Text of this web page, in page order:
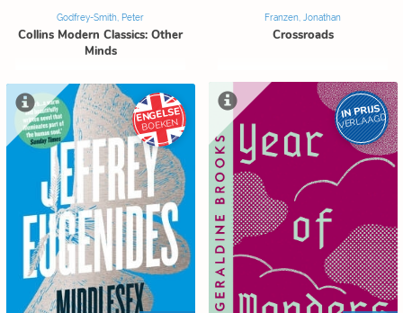
Godfrey-Smith, Peter
Collins Modern Classics: Other
Minds
Franzen, Jonathan
Crossroads
ENGELSE
BOEKEN
IN PRIJS
VERLAAGD